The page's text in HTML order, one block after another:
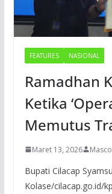
FEATURES NASIONAL
Ramadhan
Ketika
Memutus
Maret 13, 2026
Bupati Cilacap
Kolase/cilacap.go.id/